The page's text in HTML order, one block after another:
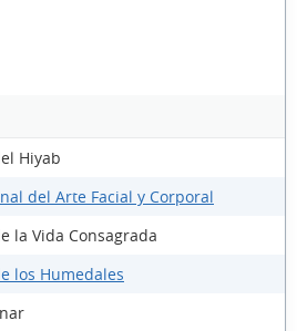
Hiyab
del Arte Facial y Corporal
la Vida Consagrada
los Humedales